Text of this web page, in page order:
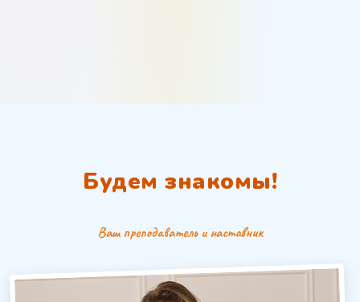
Будем знакомы!
Ваш преподаватель и наставник